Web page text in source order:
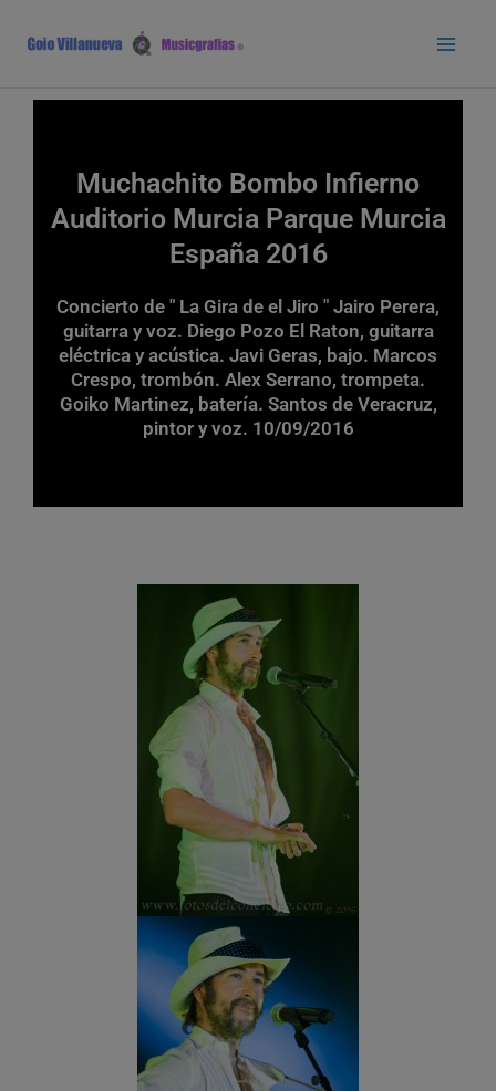
contenido
Muchachito Bombo Infierno
Auditorio Murcia Parque Murcia
España 2016
Concierto de " La Gira de el Jiro " Jairo Perera,
guitarra y voz. Diego Pozo El Raton, guitarra
eléctrica y acústica. Javi Geras, bajo. Marcos
Crespo, trombón. Alex Serrano, trompeta.
Goiko Martinez, batería. Santos de Veracruz,
pintor y voz. 10/09/2016